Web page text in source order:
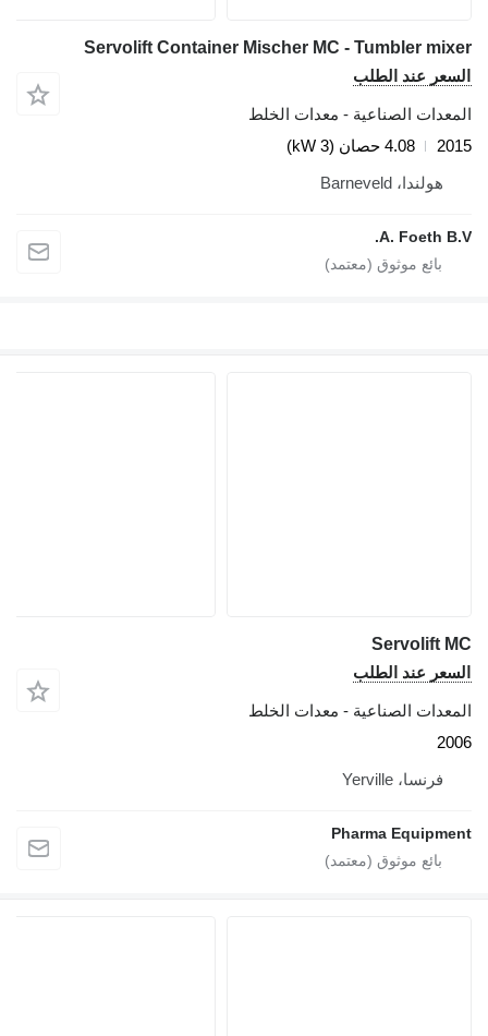
Servolift Container Mischer MC - Tumbler
عند الطلب
الصناعية - معدات الخلط
4.08 حصان (3 kW)
هولندا، Barneveld
A. Foeth
Servolift
عند الطلب
الصناعية - معدات الخلط
فرنسا، Yerville
Pharma